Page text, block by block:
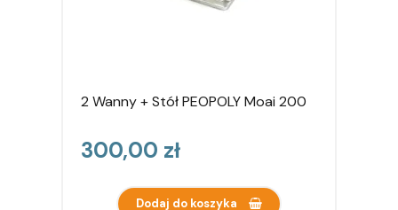
2 Wanny + Stół PEOPOLY Moai 200
Cena
300,00 zł
Dodaj do koszyka